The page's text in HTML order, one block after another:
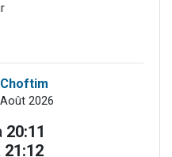
Choftim
2026
20:11
21:12